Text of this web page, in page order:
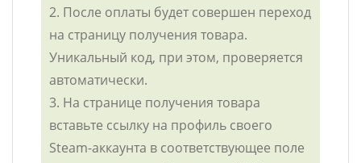
2. После оплаты будет совершен переход
на страницу получения товара.
Уникальный код, при этом, проверяется
автоматически.
3. На странице получения товара
вставьте ссылку на профиль своего
Steam-аккаунта в соответствующее поле